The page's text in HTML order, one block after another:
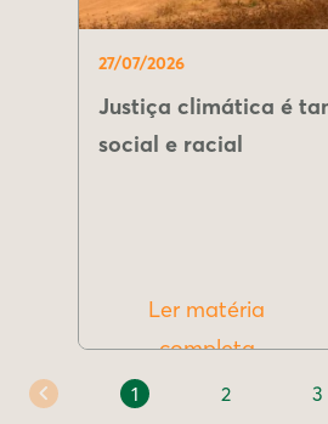
27/07/2026
Justiça climática é
social e racial
Ler matéria
completa
1 2 3